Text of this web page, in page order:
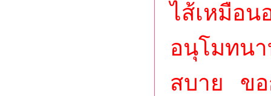
ไส้เหมือน
อนุโมทน
สบาย ขอ